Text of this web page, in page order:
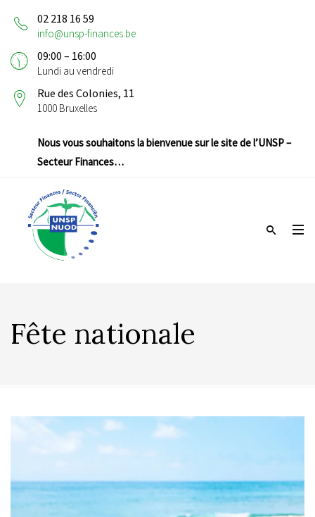
02 218 16 59
info@unsp-finances.be
09:00 – 16:00
Lundi au vendredi
Rue des Colonies, 11
1000 Bruxelles
Nous vous souhaitons la bienvenue sur le site de l’UNSP –
Secteur Finances…
Fête nationale